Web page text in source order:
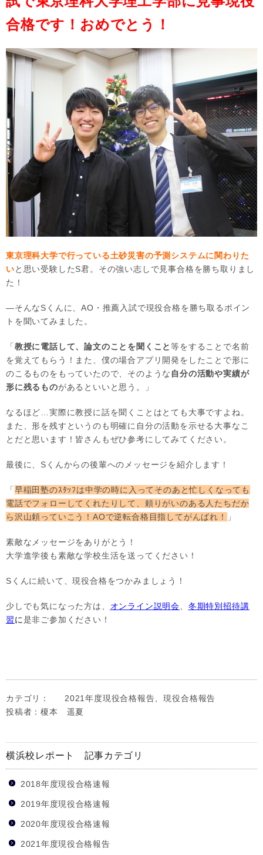
合格です！おめでとう！
東京理科大学で行っている土砂災害の予測システムに関わりた
いと思い受験したS君。その強い志しで見事合格を勝ち取りまし
た！
―そんなSくんに、AO・推薦入試で現役合格を勝ち取るポイン
トを聞いてみました。
「 教授に電話して、論文のことを聞くこと等をすることで名前
を覚えてもらう！また、僕の場合アプリ開発をしたことで形に
のこるものをもっていたので、そのような 自分の活動や実績が
形に残るものがあるといいと思う。」
なるほど…実際に教授に話を聞くことはとても大事ですよね。
また、形を残すというのも明確に自分の活動を示せる大事なこ
とだと思います！皆さんもぜひ参考にしてみてください。
最後に、Sくんからの後輩へのメッセージを紹介します！
「 早稲田塾のｽﾀｯﾌは中学の時に入ってそのあと忙しくなっても
電話でフォローしてくれたりして、頼りがいのある人たちだか
ら沢山頼っていこう！AOで逆転合格目指してがんばれ！
」
素敵なメッセージをありがとう！
大学進学後も素敵な学校生活を送ってください！
Sくんに続いて、現役合格をつかみましょう！
少しでも気になった方は、 オンライン説明会
冬期特別招待講
習に是非ご参加ください！
カテゴリ： 2021年度現役合格報告
現役合格報告
投稿者：榎本 遥夏
横浜校レポート 記事カテゴリ
2018年度現役合格速報
2019年度現役合格速報
2020年度現役合格速報
2021年度現役合格報告